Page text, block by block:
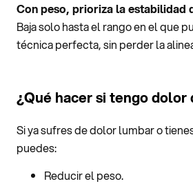
Con peso, prioriza la estabilidad
Baja solo hasta el rango en el que
técnica perfecta, sin perder la
¿Qué hacer si tengo dolor
Si ya sufres de dolor lumbar o
puedes:
Reducir el peso.